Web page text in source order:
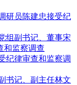
研员陈建忠接受纪
组副书记、董事宋
和监察调查
纪律审查和监察调
书记、副主任林文